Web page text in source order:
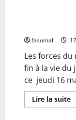
fasomali
Les forces
fin à la vie du
ce jeudi 16
Lire la suiteEn